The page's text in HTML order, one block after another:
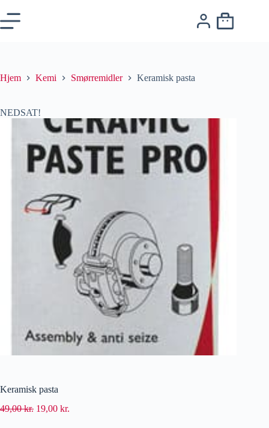
Hjem Kemi Smørremidler Keramisk pasta
NEDSAT!
Keramisk pasta
49,00kr. 19,00 kr.